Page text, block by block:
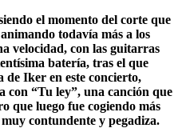
el momento del corte que
todavía más a los
velocidad, con las guitarras
batería, tras el que
de Iker en este concierto,
con “Tu ley”, una canción que
que luego fue cogiendo más
contundente y pegadiza.